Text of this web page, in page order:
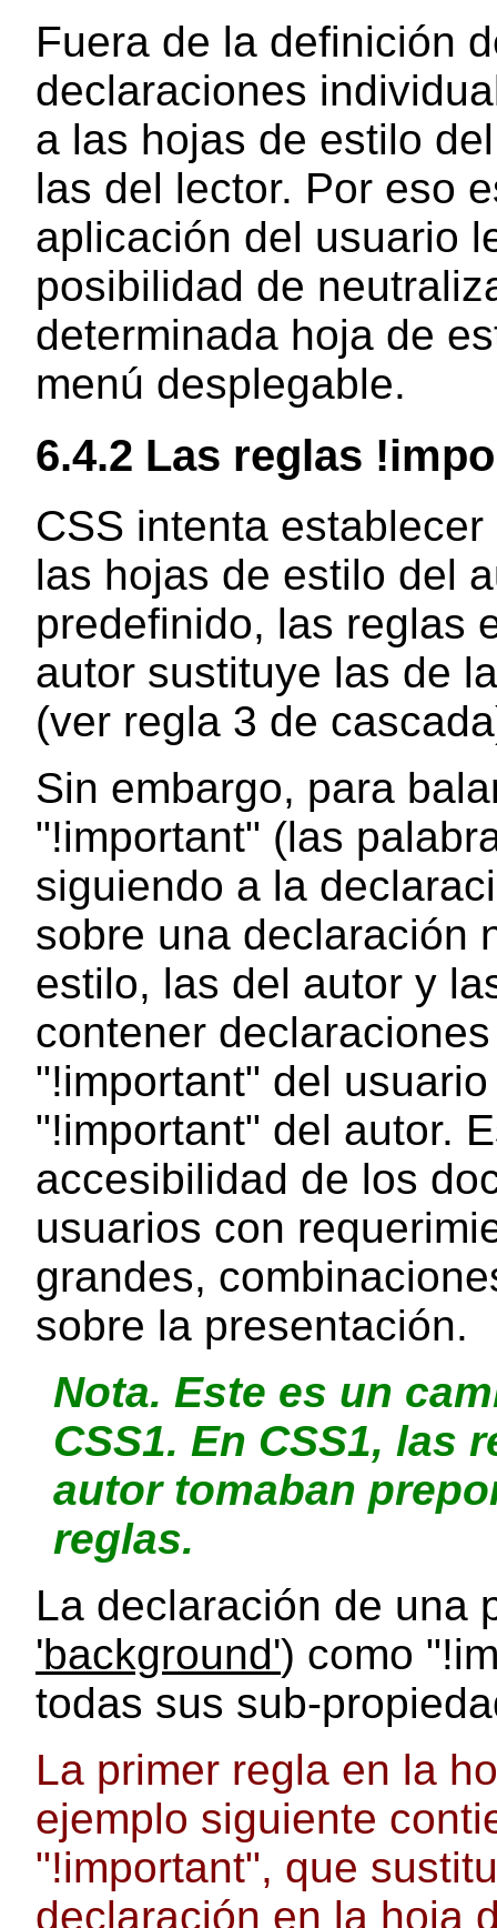
Fuera de la definición
declaraciones
a las hojas de estilo
las del lector. Por eso
aplicación del usuario
posibilidad de
determinada hoja de
menú desplegable.
6.4.2 Las reglas
CSS intenta
las hojas de estilo del
predefinido, las reglas
autor sustituye las de
(ver regla 3 de
Sin embargo, para
"!important" (las
siguiendo a la
sobre una declaración
estilo, las del autor y
contener
"!important" del
"!important" del autor.
accesibilidad de los
usuarios con
grandes,
sobre la presentación.
Nota. Este es un
CSS1. En CSS1, las
autor tomaban
reglas.
La declaración de una
'background') como
todas sus sub-
La primer regla en la
ejemplo siguiente
"!important", que
declaración en la hoja